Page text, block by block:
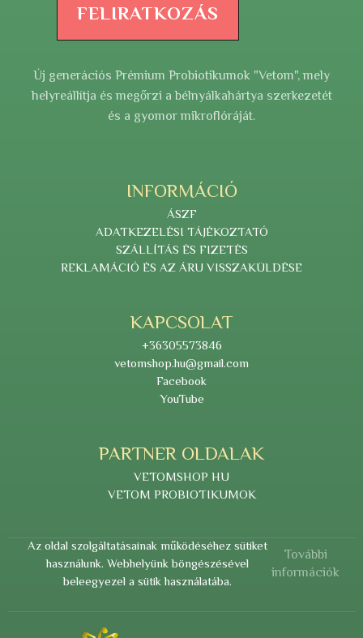
FELIRATKOZÁS
Új generációs Prémium Probiotikumok "Vetom", mely
helyreállítja és megőrzi a bélnyálkahártya szerkezetét
és a gyomor mikroflóráját.
INFORMÁCIÓ
ÁSZF
ADATKEZELÉSI TÁJÉKOZTATÓ
SZÁLLÍTÁS ÉS FIZETÉS
REKLAMÁCIÓ ÉS AZ ÁRU VISSZAKÜLDÉSE
KAPCSOLAT
+36305573846
vetomshop.hu@gmail.com
Facebook
YouTube
PARTNER OLDALAK
VETOMSHOP HU
VETOM PROBIOTIKUMOK
Az oldal szolgáltatásainak működéséhez sütiket
használunk. Webhelyünk böngészésével
beleegyezel a sütik használatába.
További
információk